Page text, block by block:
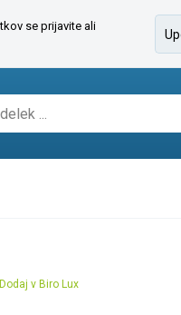
se prijavite ali
Dodaj v Biro Lux